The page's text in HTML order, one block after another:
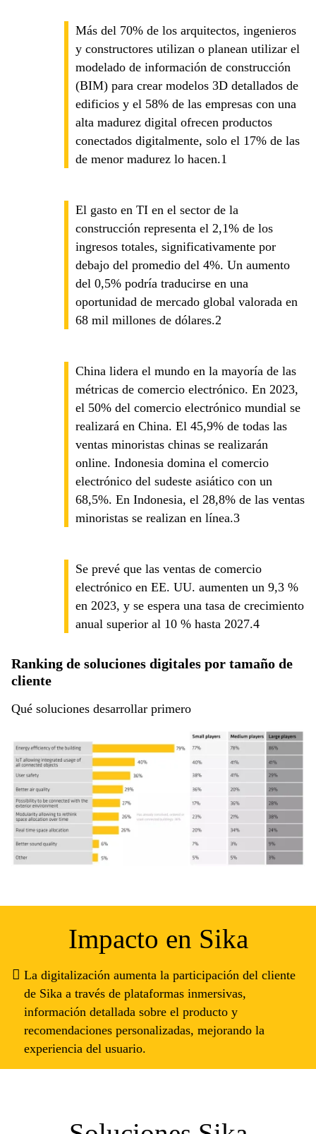
Más del 70% de los arquitectos, ingenieros
y constructores utilizan o planean utilizar el
modelado de información de construcción
(BIM) para crear modelos 3D detallados de
edificios y el 58% de las empresas con una
alta madurez digital ofrecen productos
conectados digitalmente, solo el 17% de las
de menor madurez lo hacen.1
El gasto en TI en el sector de la
construcción representa el 2,1% de los
ingresos totales, significativamente por
debajo del promedio del 4%. Un aumento
del 0,5% podría traducirse en una
oportunidad de mercado global valorada en
68 mil millones de dólares.2
China lidera el mundo en la mayoría de las
métricas de comercio electrónico. En 2023,
el 50% del comercio electrónico mundial se
realizará en China. El 45,9% de todas las
ventas minoristas chinas se realizarán
online. Indonesia domina el comercio
electrónico del sudeste asiático con un
68,5%. En Indonesia, el 28,8% de las ventas
minoristas se realizan en línea.3
Se prevé que las ventas de comercio
electrónico en EE. UU. aumenten un 9,3 %
en 2023, y se espera una tasa de crecimiento
anual superior al 10 % hasta 2027.4
Ranking de soluciones digitales por tamaño de
cliente
Qué soluciones desarrollar primero
Impacto en Sika
La digitalización aumenta la participación del cliente
de Sika a través de plataformas inmersivas,
información detallada sobre el producto y
recomendaciones personalizadas, mejorando la
experiencia del usuario.